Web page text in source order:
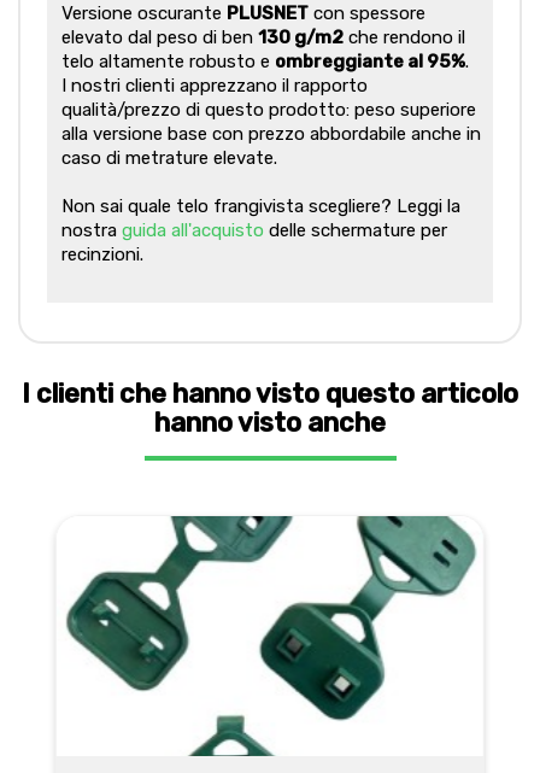
Versione oscurante PLUSNET con spessore
elevato dal peso di ben 130 g/m2 che rendono il
telo altamente robusto e ombreggiante al 95%.
I nostri clienti apprezzano il rapporto
qualità/prezzo di questo prodotto: peso superiore
alla versione base con prezzo abbordabile anche in
caso di metrature elevate.
Non sai quale telo frangivista scegliere? Leggi la
nostra guida all'acquisto delle schermature per
recinzioni.
I clienti che hanno visto questo articolo
hanno visto anche